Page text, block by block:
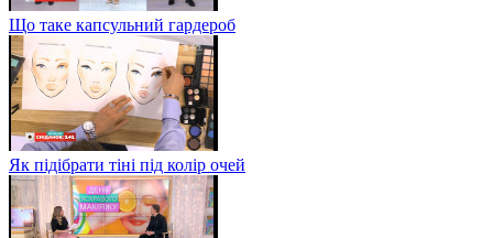
Що таке капсульний гардероб
Як підібрати тіні під колір очей